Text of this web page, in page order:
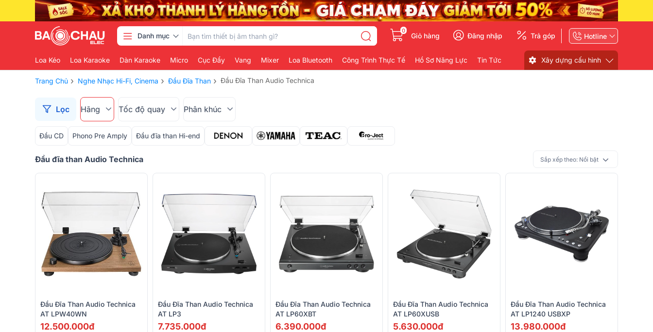
Danh mục
0
Giỏ hàng Đăng nhập Trả góp Hotline
Loa Kéo Loa Karaoke Dàn Karaoke Micro Cục Đẩy Vang Mixer Loa Bluetooth Công Trình Thực Tế Hồ Sơ Năng Lực Tin Tức Xây dựng cấu hình
Trang Chủ › Nghe Nhạc Hi-Fi, Cinema › Đầu Đĩa Than › Đầu Đĩa Than Audio Technica
Lọc Hãng Tốc độ quay Phân khúc
Đầu CD Phono Pre Amply Đầu đĩa than Hi-end
Đầu đĩa than Audio Technica Sắp xếp theo: Nổi bật
Đầu Đĩa Than Audio Technica
AT LPW40WN
12.500.000đ
Đầu Đĩa Than Audio Technica
AT LP3
7.735.000đ
Đầu Đĩa Than Audio Technica
AT LP60XBT
6.390.000đ
Đầu Đĩa Than Audio Technica
AT LP60XUSB
5.630.000đ
Đầu Đĩa Than Audio Technica
AT LP1240 USBXP
13.980.000đ